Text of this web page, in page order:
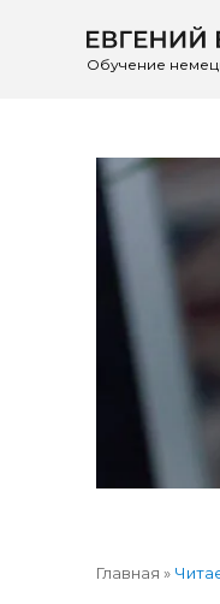
Обучение
Главная »